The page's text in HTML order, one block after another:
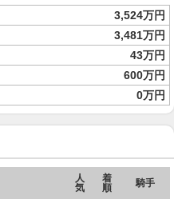
3,524万円
3,481万円
43万円
600万円
0万円
人
気
着
順
騎手